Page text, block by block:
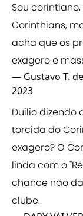
Sou
Corinthians,
acha que os
exagero e
— Gustavo T.
2023
Duilio dizendo
torcida do
exagero? O
linda com o
chance não
clube.